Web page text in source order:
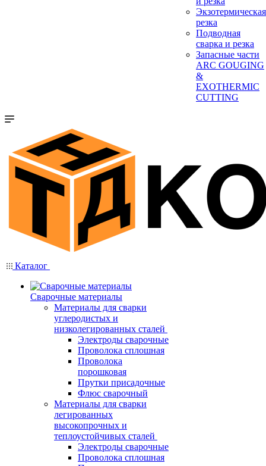
Экзотермическая
резка
Подводная
сварка и резка
Запасные части
ARC GOUGING
&
EXOTHERMIC
CUTTING
Каталог
Сварочные материалы
Материалы для сварки
углеродистых и
низколегированных сталей
Электроды сварочные
Проволока сплошная
Проволока
порошковая
Прутки присадочные
Флюс сварочный
Материалы для сварки
легированных
высокопрочных и
теплоустойчивых сталей
Электроды сварочные
Проволока сплошная